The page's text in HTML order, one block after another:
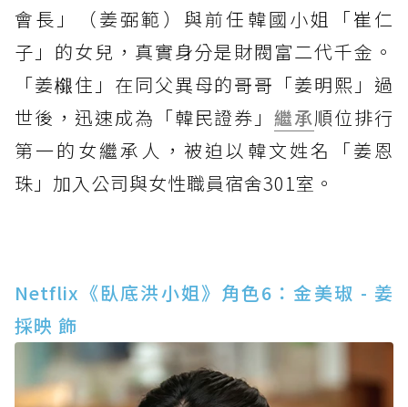
會長」（姜弼範）與前任韓國小姐「崔仁
子」的女兒，真實身分是財閥富二代千金。
「姜檭住」在同父異母的哥哥「姜明熙」過
世後，迅速成為「韓民證券」繼承順位排行
第一的女繼承人，被迫以韓文姓名「姜恩
珠」加入公司與女性職員宿舍301室。
Netflix《臥底洪小姐》角色6：金美琡 - 姜
採映 飾